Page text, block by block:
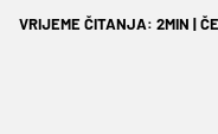
VRIJEME ČITANJA: 2MIN |